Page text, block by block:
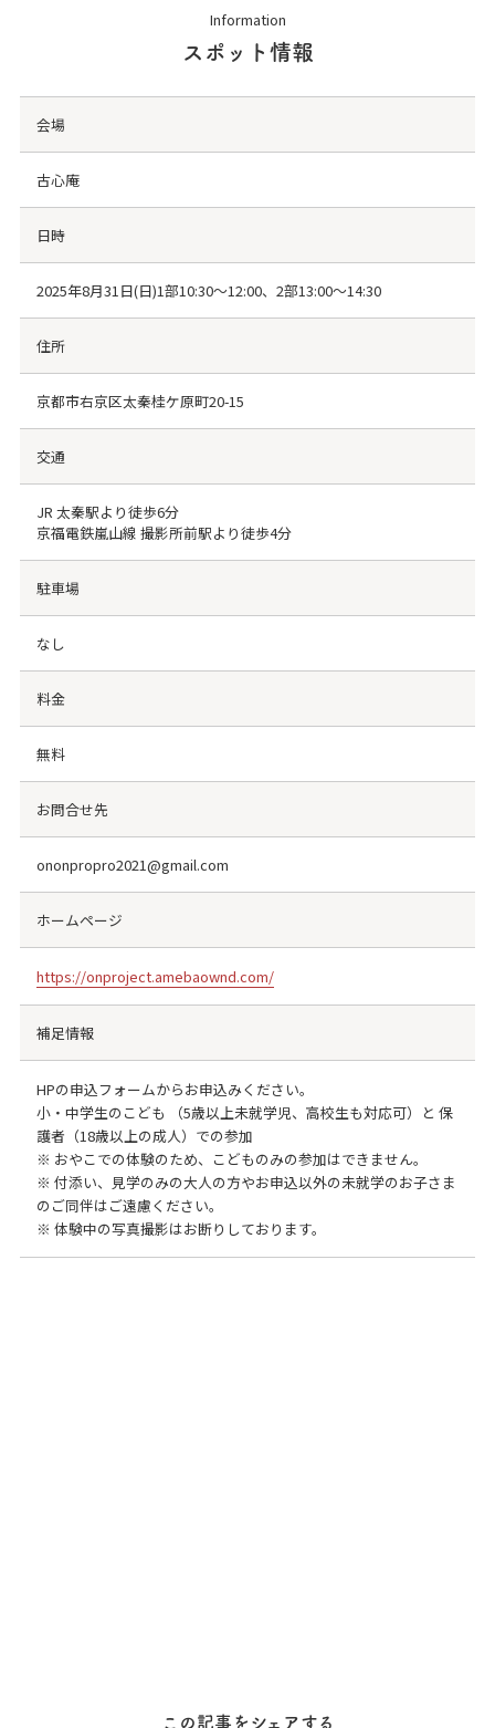
Information
スポット情報
会場
古心庵
日時
2025年8月31日(日)1部10:30～12:00、2部13:00～14:30
住所
京都市右京区太秦桂ケ原町20-15
交通
JR 太秦駅より徒歩6分
京福電鉄嵐山線 撮影所前駅より徒歩4分
駐車場
なし
料金
無料
お問合せ先
ononpropro2021@gmail.com
ホームページ
https://onproject.amebaownd.com/
補足情報
HPの申込フォームからお申込みください。
小・中学生のこども （5歳以上未就学児、高校生も対応可）と 保
護者（18歳以上の成人）での参加
※ おやこでの体験のため、こどものみの参加はできません。
※ 付添い、見学のみの大人の方やお申込以外の未就学のお子さま
のご同伴はご遠慮ください。
※ 体験中の写真撮影はお断りしております。
この記事をシェアする